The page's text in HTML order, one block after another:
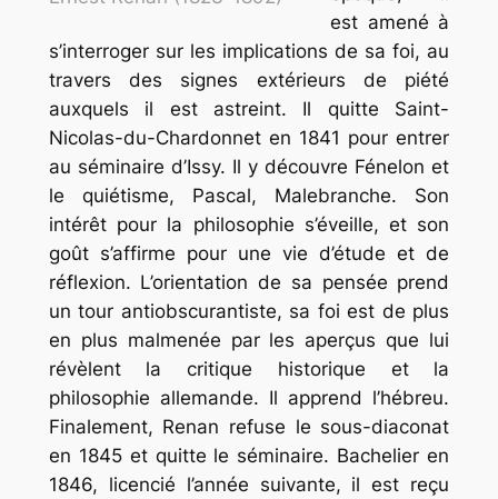
est amené à
s’interroger sur les implications de sa foi, au
travers des signes extérieurs de piété
auxquels il est astreint. Il quitte Saint-
Nicolas-du-Chardonnet en 1841 pour entrer
au séminaire d’Issy. Il y découvre Fénelon et
le quiétisme, Pascal, Malebranche. Son
intérêt pour la philosophie s’éveille, et son
goût s’affirme pour une vie d’étude et de
réflexion. L’orientation de sa pensée prend
un tour antiobscurantiste, sa foi est de plus
en plus malmenée par les aperçus que lui
révèlent la critique historique et la
philosophie allemande. Il apprend l’hébreu.
Finalement, Renan refuse le sous-diaconat
en 1845 et quitte le séminaire. Bachelier en
1846, licencié l’année suivante, il est reçu